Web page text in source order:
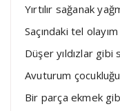
Yırtılır sağanak
Saçındaki tel
Düşer yıldızlar gibi
Avuturum
Bir parça ekmek